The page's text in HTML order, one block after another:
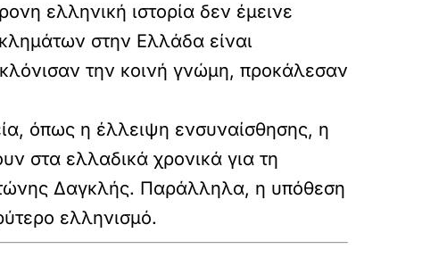
ελληνική ιστορία δεν έμεινε
στην Ελλάδα είναι
την κοινή γνώμη, προκάλεσαν
όπως η έλλειψη ενσυναίσθησης, η
στα ελλαδικά χρονικά για τη
Δαγκλής. Παράλληλα, η υπόθεση
ελληνισμό.